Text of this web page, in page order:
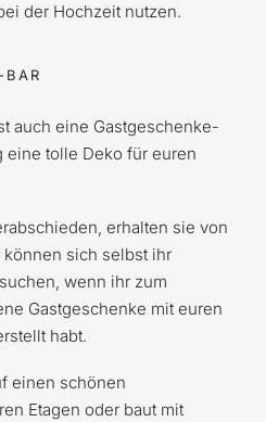
der Hochzeit nutzen.
auch eine Gastgeschenke-
eine tolle Deko für euren
erhalten sie von
sich selbst ihr
wenn ihr zum
Gastgeschenke mit euren
habt.
einen schönen
Etagen oder baut mit